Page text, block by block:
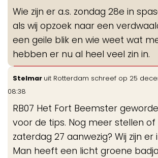
Wie zijn er a.s. zondag 28e in
als wij opzoek naar een
een geile blik en wie weet wat
hebben er nu al heel veel zin in.
Stelmar uit Rotterdam schreef op 25
08:38
RB07 Het Fort Beemster
voor de tips. Nog meer stellen
zaterdag 27 aanwezig? Wij zijn er
Man heeft een licht groene